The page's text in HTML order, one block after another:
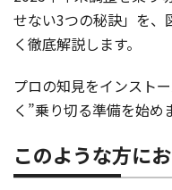
せない3つの秘訣」を、
く徹底解説します。
プロの知見をインスト
く”乗り切る準備を始め
このような方に